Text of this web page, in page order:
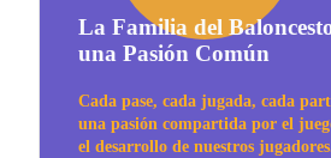
La Familia del
una Pasión Común
Cada pase, cada jugada, cada
una pasión compartida por el
el desarrollo de nuestros